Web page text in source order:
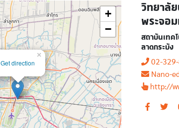
Get direction
×
+
−
วิทยาลัย
พระจอม
สถาบันเทค
ลาดกระบัง
02-
Nano-
http://